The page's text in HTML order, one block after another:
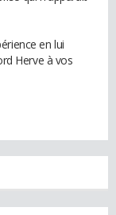
en lui
Herve à vos